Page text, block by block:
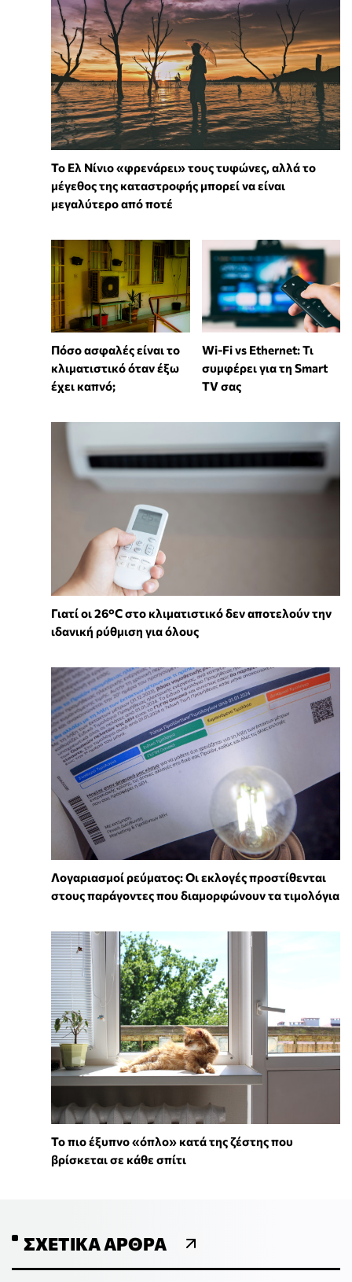
Το Ελ Νίνιο «φρενάρει» τους τυφώνες, αλλά το
μέγεθος της καταστροφής μπορεί να είναι
μεγαλύτερο από ποτέ
Πόσο ασφαλές είναι το
κλιματιστικό όταν έξω
έχει καπνό;
Wi-Fi vs Ethernet: Τι
συμφέρει για τη Smart
TV σας
Γιατί οι 26°C στο κλιματιστικό δεν αποτελούν την
ιδανική ρύθμιση για όλους
Λογαριασμοί ρεύματος: Οι εκλογές προστίθενται
στους παράγοντες που διαμορφώνουν τα τιμολόγια
To πιο έξυπνο «όπλο» κατά της ζέστης που
βρίσκεται σε κάθε σπίτι
ΣΧΕΤΙΚΆ ΆΡΘΡΑ